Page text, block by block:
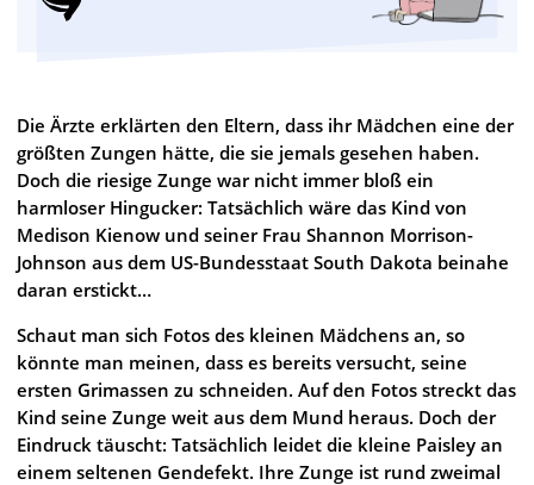
Die Ärzte erklärten den Eltern, dass ihr Mädchen eine der
größten Zungen hätte, die sie jemals gesehen haben.
Doch die riesige Zunge war nicht immer bloß ein
harmloser Hingucker: Tatsächlich wäre das Kind von
Medison Kienow und seiner Frau Shannon Morrison-
Johnson aus dem US-Bundesstaat South Dakota beinahe
daran erstickt…
Schaut man sich Fotos des kleinen Mädchens an, so
könnte man meinen, dass es bereits versucht, seine
ersten Grimassen zu schneiden. Auf den Fotos streckt das
Kind seine Zunge weit aus dem Mund heraus. Doch der
Eindruck täuscht: Tatsächlich leidet die kleine Paisley an
einem seltenen Gendefekt. Ihre Zunge ist rund zweimal